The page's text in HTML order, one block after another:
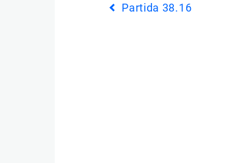
transversales
Partida 38.16